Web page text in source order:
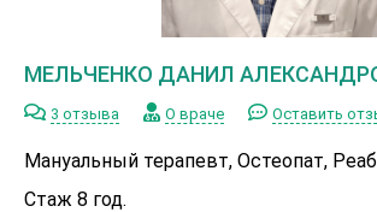
МЕЛЬЧЕНКО ДАНИЛ
3 отзыва О враче Оставить
Мануальный терапевт, Остеопат,
Стаж 8 год.